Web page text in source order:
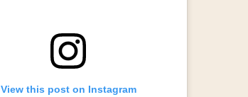
View this post on Instagram